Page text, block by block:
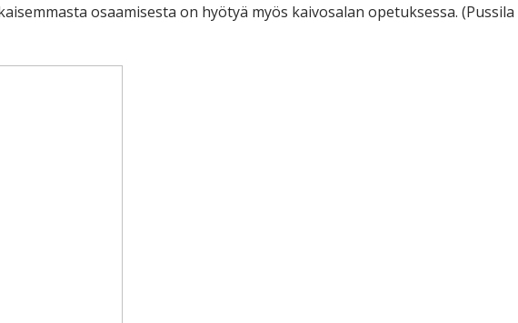
osaamisesta on hyötyä myös kaivosalan opetuksessa. (Pussila